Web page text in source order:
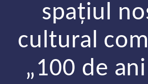
spațiul
cultural
„100 de